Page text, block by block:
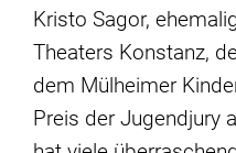
Kristo Sagor,
Theaters Konstanz,
dem Mülheimer
Preis der Jugendjury